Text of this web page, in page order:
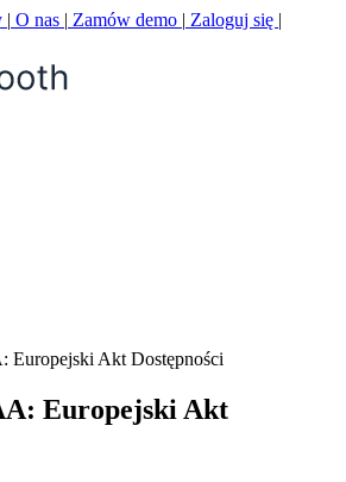
| O nas | Zamów demo | Zaloguj się |
Europejski Akt Dostępności
Europejski Akt